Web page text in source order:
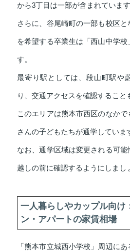
から3丁目は一部が含まれています
さらに、谷尾崎町の一部も校区
を希望する卒業生は「西山中学校
す。
最寄り駅としては、段山町駅や
り、交通アクセスを確認すること
このエリアは熊本市西区のなかで
さんの子どもたちが通学していま
なお、通学区域は変更される可
越しの前に確認するようにしまし
一人暮らしやカップル向け
ン・アパートの家賃相場
「熊本市立城西小学校」周辺に